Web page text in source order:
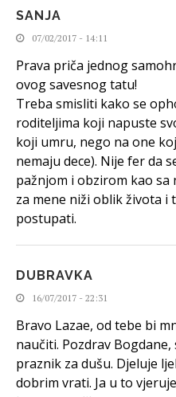
SANJA
07/02/2017 - 14:11
Prava priča jednog
ovog savesnog tatu!
Treba smisliti kako se
roditeljima koji napuste
koji umru, nego na one
nemaju dece). Nije fer da
pažnjom i obzirom kao sa
za mene niži oblik života i
postupati.
DUBRAVKA
16/07/2017 - 22:31
Bravo Lazae, od tebe bi
naučiti. Pozdrav
praznik za dušu. Djeluje
dobrim vrati. Ja u to